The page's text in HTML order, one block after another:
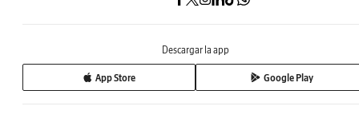
Descargar la app
App Store Google Play